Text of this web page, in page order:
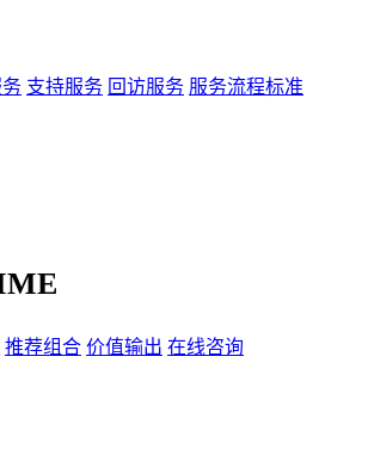
支持服务 回访服务 服务流程标准
推荐组合 价值输出 在线咨询